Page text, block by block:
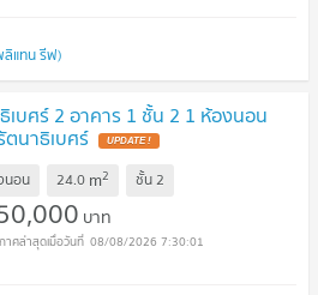
ลิแทน รีฟ)
เบศร์ 2 อาคาร 1 ชั้น 2 1 ห้องนอน
นาธิเบศร์
นอน 24.0 m2 ชั้น2
บาท
08/08/2026 7:30:01